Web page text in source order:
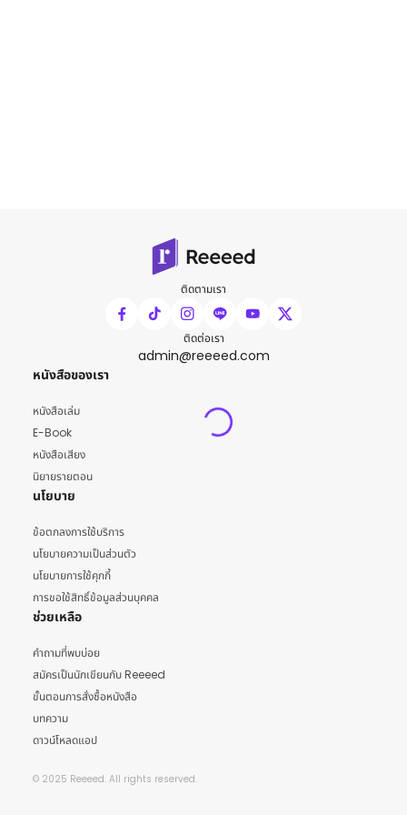
ติดตามเรา
ติดต่อเรา
admin@reeeed.com
หนังสือของเรา
หนังสือเล่ม
E-Book
หนังสือเสียง
นิยายรายตอน
นโยบาย
ข้อตกลงการใช้บริการ
นโยบายความเป็นส่วนตัว
นโยบายการใช้คุกกี้
การขอใช้สิทธิ์ข้อมูลส่วนบุคคล
ช่วยเหลือ
คำถามที่พบบ่อย
สมัครเป็นนักเขียนกับ Reeeed
ขั้นตอนการสั่งซื้อหนังสือ
บทความ
ดาวน์โหลดแอป
© 2025 Reeeed. All rights reserved.